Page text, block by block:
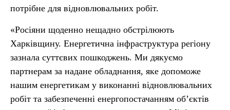
потрібне для відновлювальних робіт.
«Росіяни щоденно нещадно обстрілюють
Харківщину. Енергетична інфраструктура регіону
зазнала суттєвих пошкоджень. Ми дякуємо
партнерам за надане обладнання, яке допоможе
нашим енергетикам у виконанні відновлювальних
робіт та забезпеченні енергопостачанням об’єктів